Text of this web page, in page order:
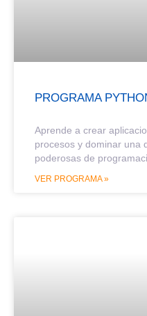
PROGRAMA
Aprende a crear
procesos y dominar una
poderosas de
VER PROGRAMA »